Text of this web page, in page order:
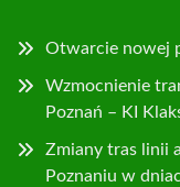
Otwarcie nowej
Wzmocnienie
Poznań – KI
Zmiany tras linii
Poznaniu w